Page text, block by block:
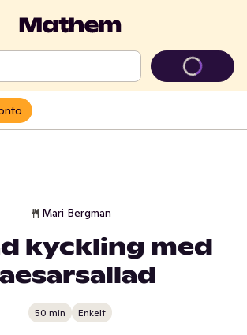
Mari Bergman
kyckling med
50 min Enkelt